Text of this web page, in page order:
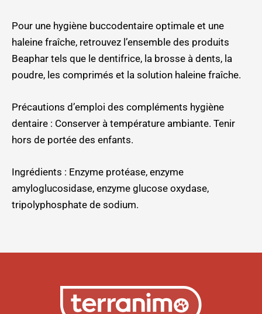
Pour une hygiène buccodentaire optimale et une
haleine fraîche, retrouvez l’ensemble des produits
Beaphar tels que le dentifrice, la brosse à dents, la
poudre, les comprimés et la solution haleine fraîche.
Précautions d’emploi des compléments hygiène
dentaire : Conserver à température ambiante. Tenir
hors de portée des enfants.
Ingrédients : Enzyme protéase, enzyme
amyloglucosidase, enzyme glucose oxydase,
tripolyphosphate de sodium.